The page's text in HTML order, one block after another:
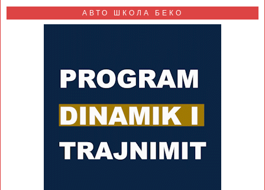
АВТО ШКОЛА БЕКО